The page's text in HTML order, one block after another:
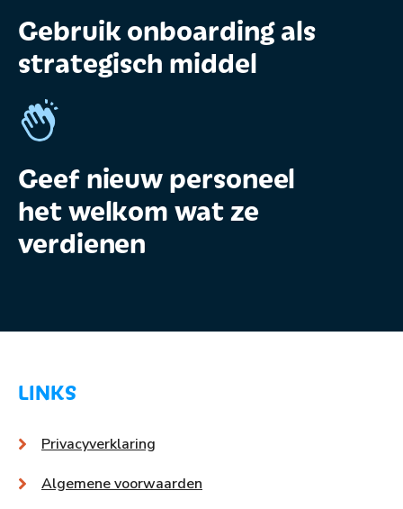
Gebruik onboarding als
strategisch middel
Geef nieuw personeel
het welkom wat ze
verdienen
LINKS
Privacyverklaring
Algemene voorwaarden